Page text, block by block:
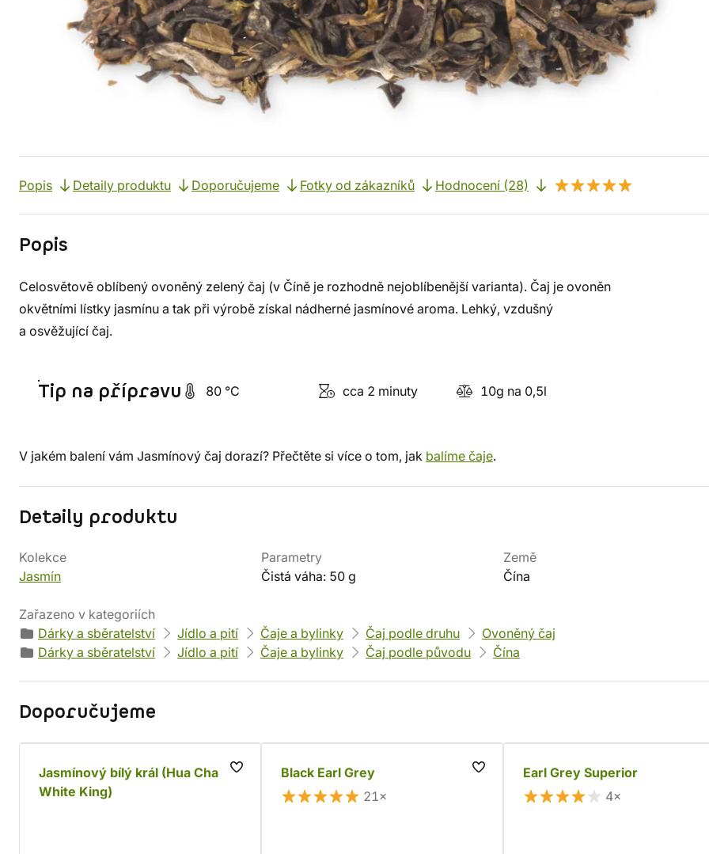
Popis Detaily produktu Doporučujeme Fotky od zákazníků Hodnocení (28)
Popis
Celosvětově oblíbený ovoněný zelený čaj (v Číně je rozhodně nejoblíbenější varianta). Čaj je ovoněn
okvětními lístky jasmínu a tak při výrobě získal nádherné jasmínové aroma. Lehký, vzdušný
a osvěžující čaj.
Tip na přípravu 80 °C cca 2 minuty 10g na 0,5l
V jakém balení vám Jasmínový čaj dorazí? Přečtěte si více o tom, jak balíme čaje.
Detaily produktu
Kolekce
Jasmín
Parametry
Čistá váha: 50 g
Země
Čína
Zařazeno v kategoriích
Dárky a sběratelství
Jídlo a pití Čaje a bylinky Čaj podle druhu
Ovoněný čaj
Dárky a sběratelství
Jídlo a pití Čaje a bylinky Čaj podle původu Čína
Doporučujeme
Jasmínový bílý král (Hua Cha
White King)
Black Earl Grey
21×
Earl Grey Superior
4×